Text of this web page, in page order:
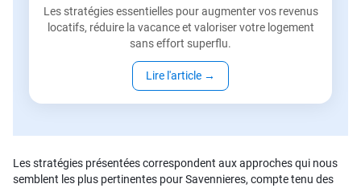
Les stratégies essentielles pour augmenter vos revenus
locatifs, réduire la vacance et valoriser votre logement
sans effort superflu.
Lire l'article →
Les stratégies présentées correspondent aux approches qui nous
semblent les plus pertinentes pour Savennieres, compte tenu des